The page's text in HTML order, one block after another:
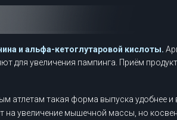
и альфа-кетоглутаровой кислоты.
для увеличения пампинга. Приём
атлетам такая форма выпуска удобнее и
на увеличение мышечной массы, но